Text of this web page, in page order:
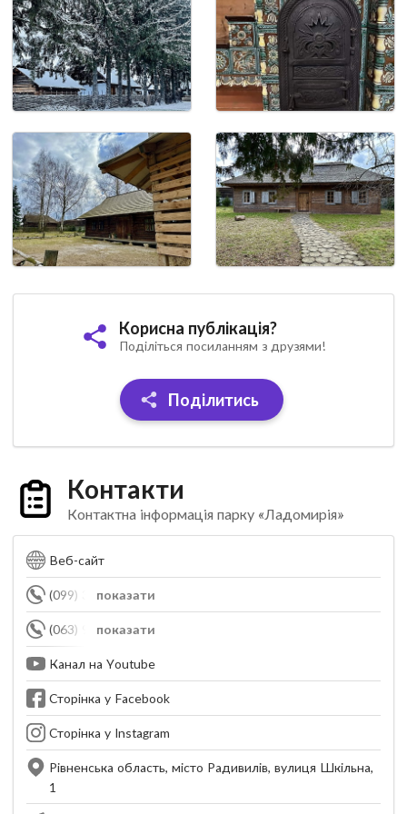
Корисна публікація?
Поділіться посиланням з друзями!
Поділитись
Контакти
Контактна інформація парку «Ладомирія»
Веб-сайт
показати
(099) 364-65-14
показати
(063) 950-98-19
Канал на Youtube
Сторінка у Facebook
Сторінка у Instagram
Рівненська область, місто Радивилів, вулиця Шкільна,
1